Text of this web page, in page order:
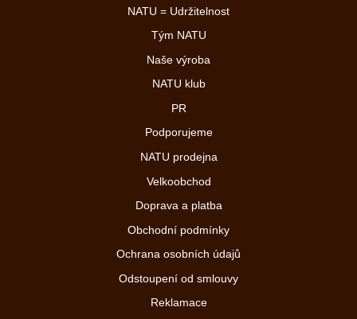
NATU = Udržitelnost
Tým NATU
Naše výroba
NATU klub
PR
Podporujeme
NATU prodejna
Velkoobchod
Doprava a platba
Obchodní podmínky
Ochrana osobních údajů
Odstoupení od smlouvy
Reklamace